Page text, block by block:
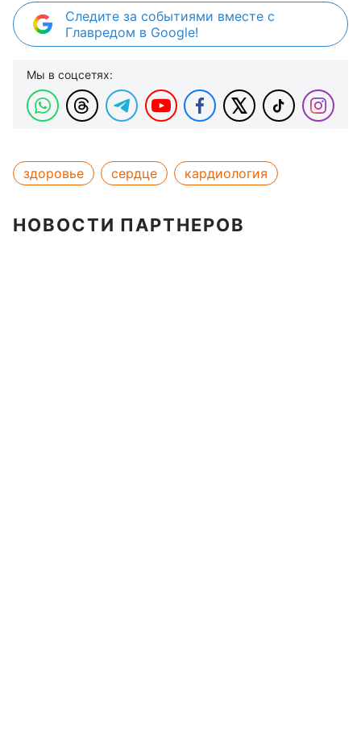
Следите за событиями вместе с
Главредом в Google!
Мы в соцсетях:
здоровье сердце кардиология
НОВОСТИ ПАРТНЕРОВ